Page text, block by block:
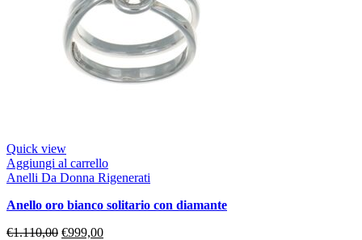
Quick view
Aggiungi al carrello
Anelli Da Donna Rigenerati
anello oro bianco solitario con diamante
€1.110,00 €999,00